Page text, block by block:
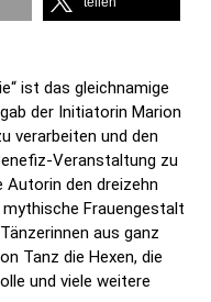
ist das gleichnamige
der Initiatorin Marion
verarbeiten und den
Veranstaltung zu
Autorin den dreizehn
Frauengestalt
aus ganz
Tanz die Hexen, die
und viele weitere